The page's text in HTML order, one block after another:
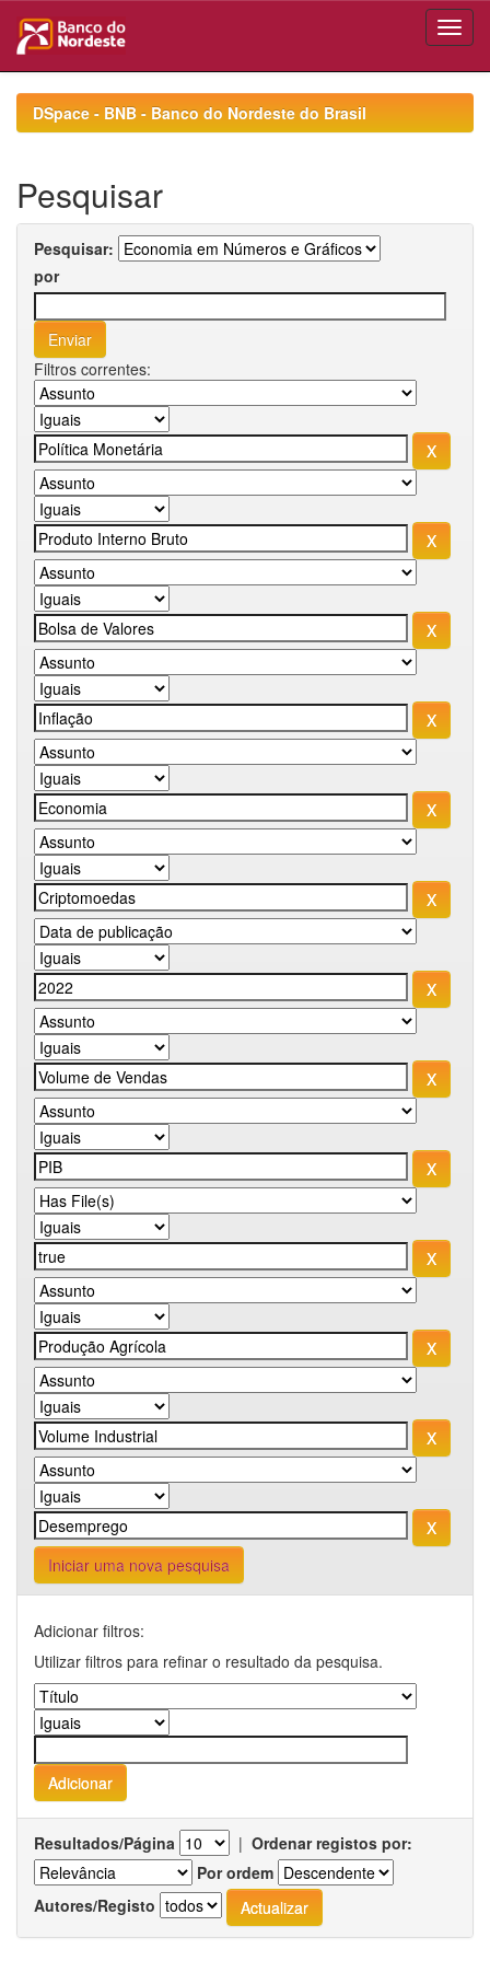
navigationDSpace - BNB - Banco do Nordeste do Brasil
Pesquisar
Pesquisar:
por
Filtros correntes:
Iniciar uma nova pesquisa
Adicionar filtros:
Utilizar filtros para refinar o resultado da pesquisa.
Resultados/Página | Ordenar registos por:
Por ordem
Autores/Registo